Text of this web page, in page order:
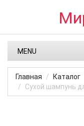
MENU
Главная Каталог
Сухой шампунь